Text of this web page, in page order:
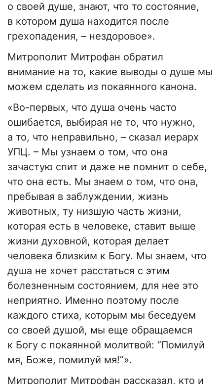
о своей душе, знают, что то состояние,
в котором душа находится после
грехопадения, – нездоровое».
Митрополит Митрофан обратил
внимание на то, какие выводы о душе мы
можем сделать из покаянного канона.
«Во-первых, что душа очень часто
ошибается, выбирая не то, что нужно,
а то, что неправильно, – сказал иерарх
УПЦ. – Мы узнаем о том, что она
зачастую спит и даже не помнит о себе,
что она есть. Мы знаем о том, что она,
пребывая в заблуждении, жизнь
животных, ту низшую часть жизни,
которая есть в человеке, ставит выше
жизни духовной, которая делает
человека близким к Богу. Мы знаем, что
душа не хочет расстаться с этим
болезненным состоянием, для нее это
неприятно. Именно поэтому после
каждого стиха, которым мы беседуем
со своей душой, мы еще обращаемся
к Богу с покаянной молитвой: “Помилуй
мя, Боже, помилуй мя!”».
Митрополит Митрофан рассказал, кто и